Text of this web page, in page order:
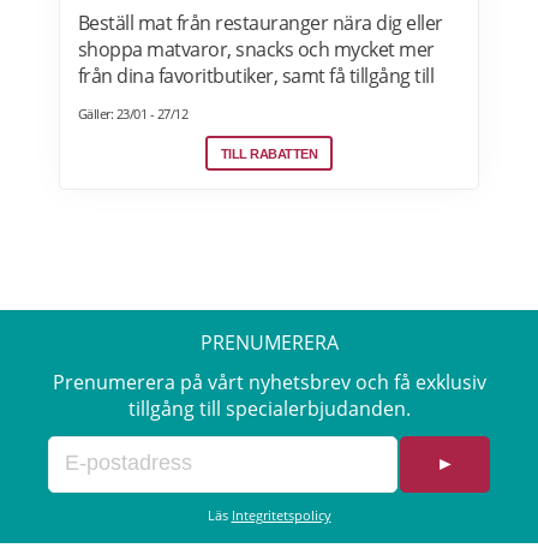
Beställ mat från restauranger nära dig eller
shoppa matvaror, snacks och mycket mer
från dina favoritbutiker, samt få tillgång till
Efter att du klickat på "Till rabatten" får du en
Gäller: 23/01 - 27/12
TILL RABATTEN
PRENUMERERA
Prenumerera på vårt nyhetsbrev och få exklusiv
tillgång till specialerbjudanden.
►
Läs Integritetspolicy